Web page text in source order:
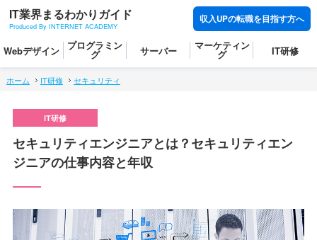
IT業界まるわかりガイド
Produced By INTERNET ACADEMY
収入UPの転職を目指す方へ
Webデザイン プログラミン
グ サーバー マーケティン
グ IT研修
ホーム IT研修 セキュリティ
セキュリティエンジニアとは？セキュリティエン
ジニアの仕事内容と年収